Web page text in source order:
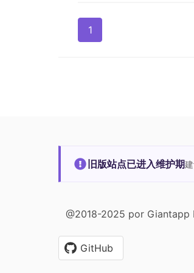
1
旧版站点已进入维护期
@2018-2025 por Giantapp
GitHub